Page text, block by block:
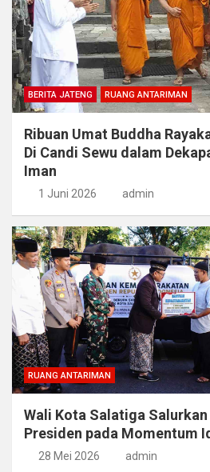
BERITA JATENG RUANG ANTARIMAN
Ribuan Umat Buddha
Di Candi Sewu dalam
Iman
1 Juni 2026 admin
RUANG ANTARIMAN
Wali Kota Salatiga
Presiden pada Momentum
28 Mei 2026 admin